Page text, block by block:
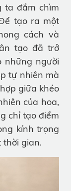
ta đắm chìm
tạo ra một
cách và
tạo đã trở
những người
tự nhiên mà
giữa khéo
của hoa,
chỉ tạo điểm
kính trọng
thời gian.